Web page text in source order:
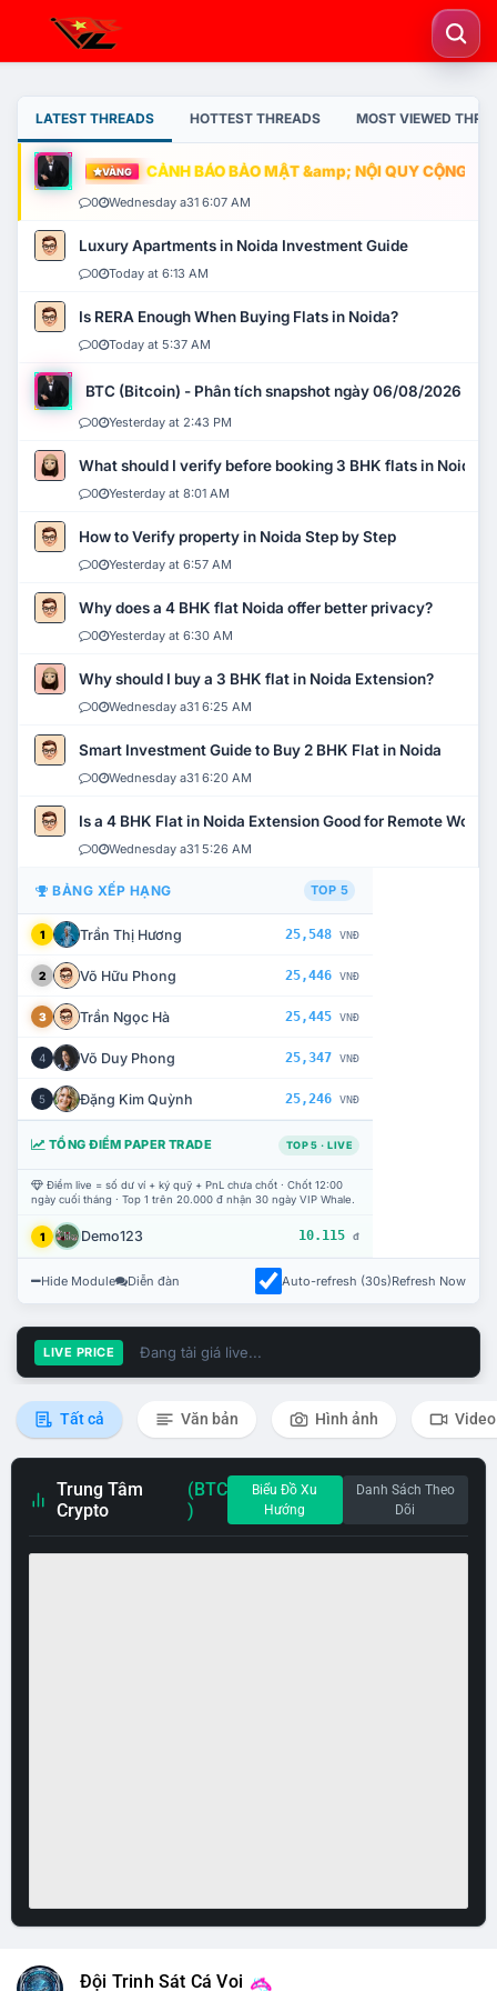
LATEST THREADS HOTTEST THREADS MOST VIEWED
VÀNG CẢNH BÁO BẢO MẬT &amp; NỘI QUY CỘNG
0 Wednesday a31 6:07 AM
Luxury Apartments in Noida Investment Guide
0 Today at 6:13 AM
Is RERA Enough When Buying Flats in Noida?
0 Today at 5:37 AM
BTC (Bitcoin) - Phân tích snapshot ngày 06/08/2026
0 Yesterday at 2:43 PM
What should I verify before booking 3 BHK flats in Noida?
0 Yesterday at 8:01 AM
How to Verify property in Noida Step by Step
0 Yesterday at 6:57 AM
Why does a 4 BHK flat Noida offer better privacy?
0 Yesterday at 6:30 AM
Why should I buy a 3 BHK flat in Noida Extension?
0 Wednesday a31 6:25 AM
Smart Investment Guide to Buy 2 BHK Flat in Noida
0 Wednesday a31 6:20 AM
Is a 4 BHK Flat in Noida Extension Good for Remote Work?
0 Wednesday a31 5:26 AM
BẢNG XẾP HẠNG TOP 5
1 Trần Thị Hương 25,548 VNĐ
2 Võ Hữu Phong 25,446 VNĐ
3 Trần Ngọc Hà 25,445 VNĐ
4 Võ Duy Phong 25,347 VNĐ
5 Đặng Kim Quỳnh 25,246 VNĐ
TỔNG ĐIỂM PAPER TRADE TOP 5 · LIVE
Điểm live = số dư ví + ký quỹ + PnL chưa chốt · Chốt 12:00
ngày cuối tháng · Top 1 trên 20.000 đ nhận 30 ngày VIP Whale.
1 Demo123 10.115 đ
Hide Module Diễn đàn Auto-refresh (30s)Refresh Now
LIVE PRICE Đang tải giá live...
Tất cả Văn bản Hình ảnh Video
Trung Tâm
Crypto
(BTC
)
Biểu Đồ Xu
Hướng
Danh Sách Theo
Dõi
Đội Trinh Sát Cá Voi